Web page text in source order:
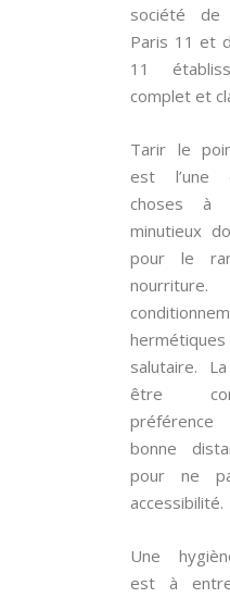
société de
Paris 11 et
11
complet et
Tarir le
est l’une
choses à
minutieux
pour le
nourriture.
salutaire.
être
bonne
pour ne
accessibilité.
Une
est à